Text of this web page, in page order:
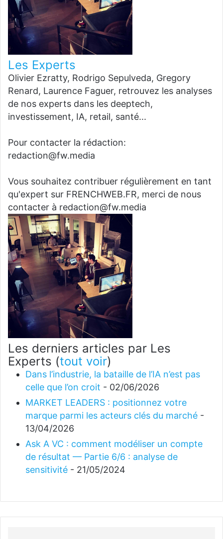
Les Experts
Olivier Ezratty, Rodrigo Sepulveda, Gregory
Renard, Laurence Faguer, retrouvez les analyses
de nos experts dans les deeptech,
investissement, IA, retail, santé...
Pour contacter la rédaction:
redaction@fw.media
Vous souhaitez contribuer régulièrement en tant
qu'expert sur FRENCHWEB.FR, merci de nous
contacter à redaction@fw.media
Les derniers articles par Les
Experts (tout voir)
Dans l’industrie, la bataille de l’IA n’est pas
celle que l’on croit - 02/06/2026
MARKET LEADERS : positionnez votre
marque parmi les acteurs clés du marché -
13/04/2026
Ask A VC : comment modéliser un compte
de résultat — Partie 6/6 : analyse de
sensitivité - 21/05/2024